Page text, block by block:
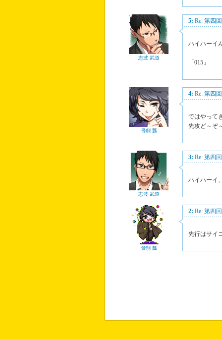
志波 武道
5: Re: 第四
ハイハーイ
「015」
骨削 瓢
4: Re: 第四
ではやって
先攻ど～ぞ
志波 武道
3: Re: 第四
ハイハーイ
骨削 瓢
2: Re: 第四
先行はサイ